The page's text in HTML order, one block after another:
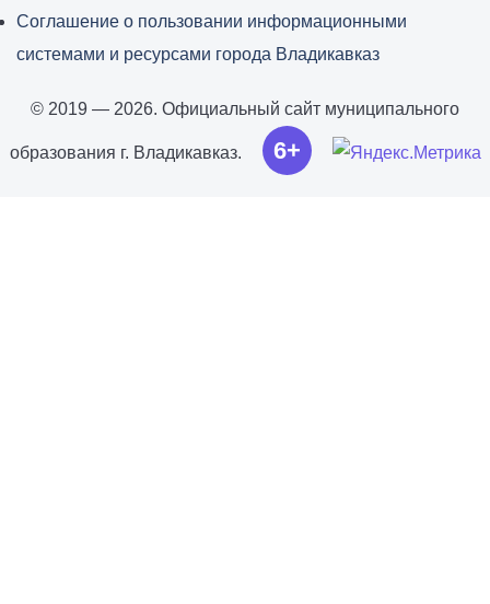
Соглашение о пользовании информационными
системами и ресурсами города Владикавказ
© 2019 — 2026. Официальный сайт муниципального
образования г. Владикавказ. 6+